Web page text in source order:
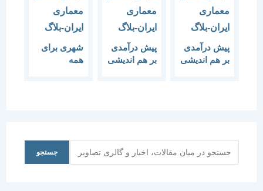
پیش درآمدی
بر هم اندیشی
پیش درآمدی
بر هم اندیشی
شهری برای
جستجو